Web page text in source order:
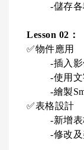
-儲存
Lesson 02 ：
✅物件應用
-插入
-使用
-繪製
✅表格設計
-新增
-修改